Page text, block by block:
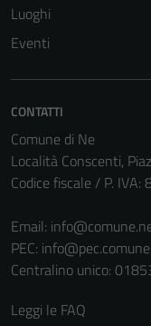
Luoghi
Eventi
CONTATTI
Comune di Ne
Località Conscenti,
Codice fiscale / P.
Email:
PEC:
Centralino unico:
Leggi le FAQ